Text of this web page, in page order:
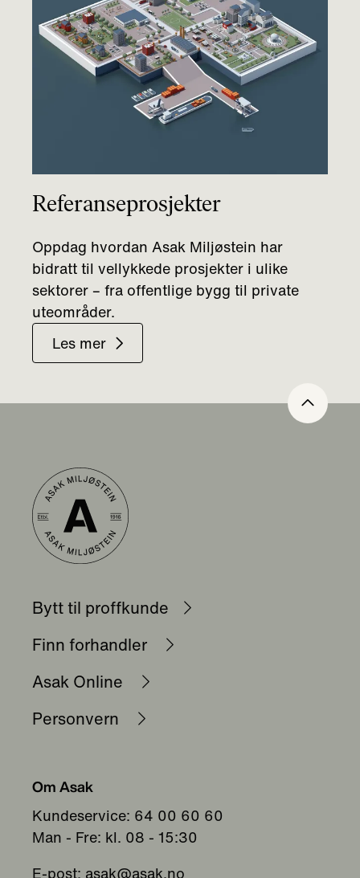
Referanseprosjekter
Oppdag hvordan Asak Miljøstein har
bidratt til vellykkede prosjekter i ulike
sektorer – fra offentlige bygg til private
uteområder.
Les mer
Bytt til proffkunde
Finn forhandler
Asak Online
Personvern
Om Asak
Kundeservice: 64 00 60 60
Man - Fre: kl. 08 - 15:30
E-post: asak@asak.no